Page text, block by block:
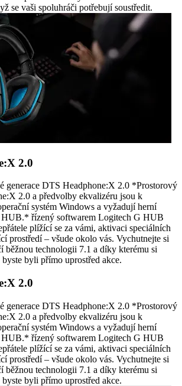
se vaši spoluhráči potřebují soustředit.
2.0
generace DTS Headphone:X 2.0 *Prostorový
2.0 a předvolby ekvalizéru jsou k
systém Windows a vyžadují herní
řízený softwarem Logitech G HUB
plížící se za vámi, aktivaci speciálních
prostředí – všude okolo vás. Vychutnejte si
běžnou technologii 7.1 a díky kterému si
byli přímo uprostřed akce.
2.0
generace DTS Headphone:X 2.0 *Prostorový
2.0 a předvolby ekvalizéru jsou k
systém Windows a vyžadují herní
řízený softwarem Logitech G HUB
plížící se za vámi, aktivaci speciálních
prostředí – všude okolo vás. Vychutnejte si
běžnou technologii 7.1 a díky kterému si
byli přímo uprostřed akce.